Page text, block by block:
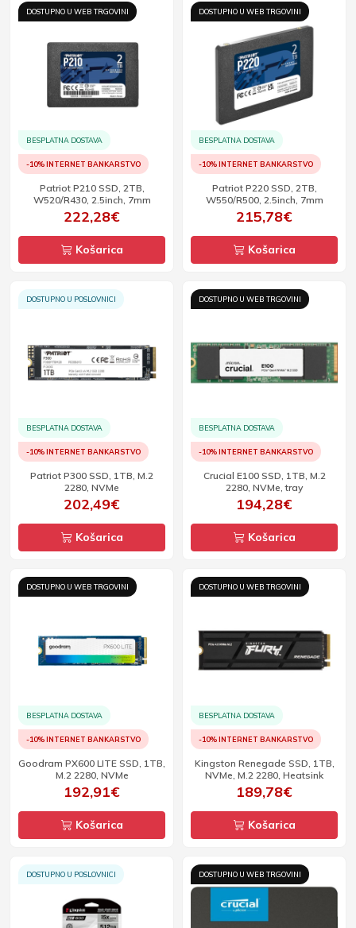
DOSTUPNO U WEB TRGOVINI
BESPLATNA DOSTAVA
-10% INTERNET BANKARSTVO
Patriot P210 SSD, 2TB,
W520/R430, 2.5inch, 7mm
222,28€
Košarica
DOSTUPNO U WEB TRGOVINI
BESPLATNA DOSTAVA
-10% INTERNET BANKARSTVO
Patriot P220 SSD, 2TB,
W550/R500, 2.5inch, 7mm
215,78€
Košarica
DOSTUPNO U POSLOVNICI
BESPLATNA DOSTAVA
-10% INTERNET BANKARSTVO
Patriot P300 SSD, 1TB, M.2
2280, NVMe
202,49€
Košarica
DOSTUPNO U WEB TRGOVINI
BESPLATNA DOSTAVA
-10% INTERNET BANKARSTVO
Crucial E100 SSD, 1TB, M.2
2280, NVMe, tray
194,28€
Košarica
DOSTUPNO U WEB TRGOVINI
BESPLATNA DOSTAVA
-10% INTERNET BANKARSTVO
Goodram PX600 LITE SSD, 1TB,
M.2 2280, NVMe
192,91€
Košarica
DOSTUPNO U WEB TRGOVINI
BESPLATNA DOSTAVA
-10% INTERNET BANKARSTVO
Kingston Renegade SSD, 1TB,
NVMe, M.2 2280, Heatsink
189,78€
Košarica
DOSTUPNO U POSLOVNICI DOSTUPNO U WEB TRGOVINI